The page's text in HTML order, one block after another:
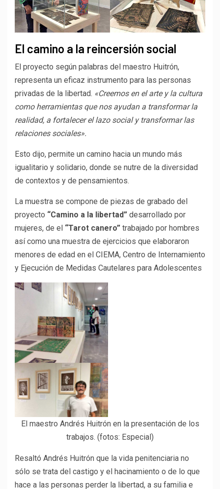
El camino a la reincersión social
El proyecto según palabras del maestro Huitrón,
representa un eficaz instrumento para las personas
privadas de la libertad. «Creemos en el arte y la cultura
como herramientas que nos ayudan a transformar la
realidad, a fortalecer el lazo social y transformar las
relaciones sociales».
Esto dijo, permite un camino hacia un mundo más
igualitario y solidario, donde se nutre de la diversidad
de contextos y de pensamientos.
La muestra se compone de piezas de grabado del
proyecto “Camino a la libertad” desarrollado por
mujeres, de el “Tarot canero” trabajado por hombres
así como una muestra de ejercicios que elaboraron
menores de edad en el CIEMA, Centro de Internamiento
y Ejecución de Medidas Cautelares para Adolescentes
El maestro Andrés Huitrón en la presentación de los
trabajos. (fotos: Especial)
Resaltó Andrés Huitrón que la vida penitenciaria no
sólo se trata del castigo y el hacinamiento o de lo que
hace a las personas perder la libertad, a su familia e